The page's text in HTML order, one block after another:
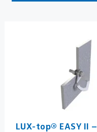
LUX-top® EASY II